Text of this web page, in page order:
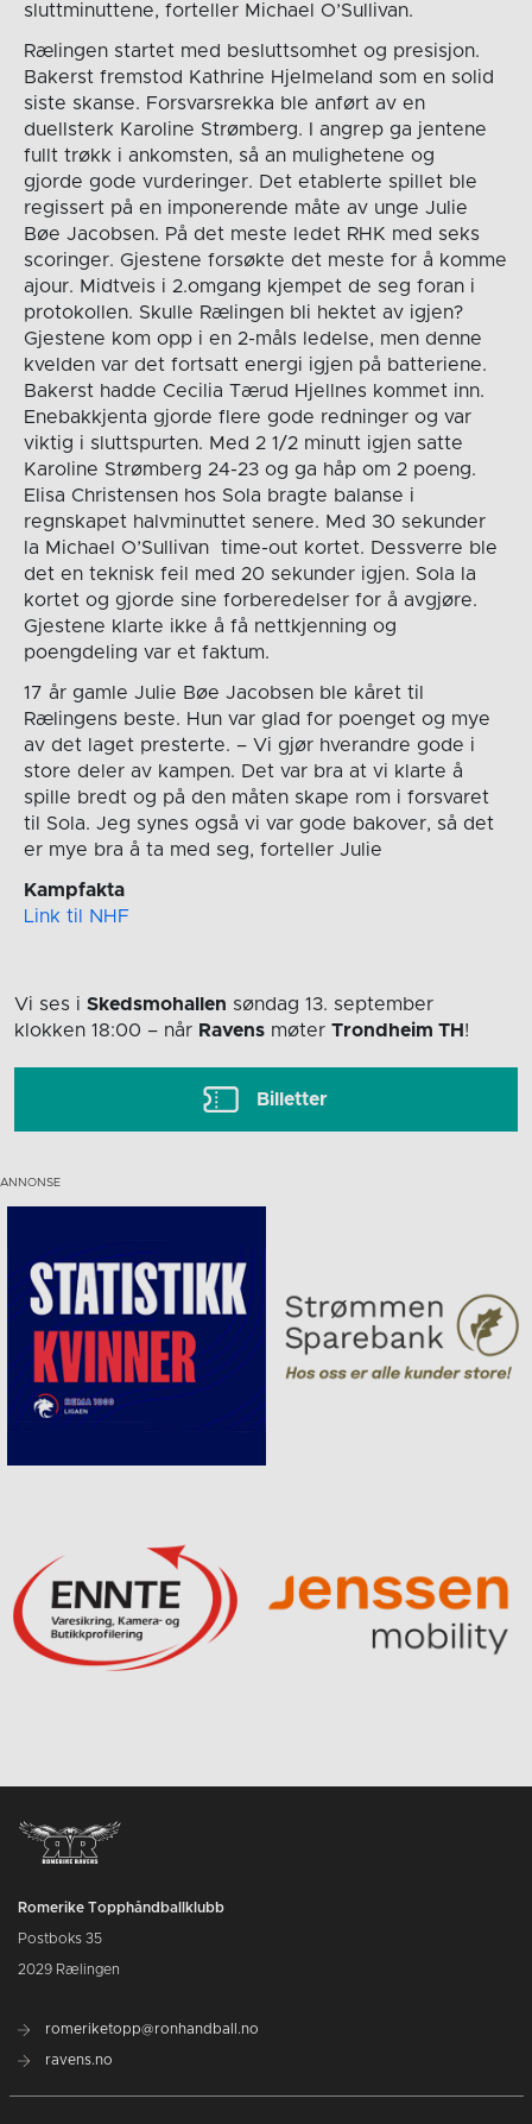
sluttminuttene, forteller Michael O’Sullivan.
Rælingen startet med besluttsomhet og presisjon.
Bakerst fremstod Kathrine Hjelmeland som en solid
siste skanse. Forsvarsrekka ble anført av en
duellsterk Karoline Strømberg. I angrep ga jentene
fullt trøkk i ankomsten, så an mulighetene og
gjorde gode vurderinger. Det etablerte spillet ble
regissert på en imponerende måte av unge Julie
Bøe Jacobsen. På det meste ledet RHK med seks
scoringer. Gjestene forsøkte det meste for å komme
ajour. Midtveis i 2.omgang kjempet de seg foran i
protokollen. Skulle Rælingen bli hektet av igjen?
Gjestene kom opp i en 2-måls ledelse, men denne
kvelden var det fortsatt energi igjen på batteriene.
Bakerst hadde Cecilia Tærud Hjellnes kommet inn.
Enebakkjenta gjorde flere gode redninger og var
viktig i sluttspurten. Med 2 1/2 minutt igjen satte
Karoline Strømberg 24-23 og ga håp om 2 poeng.
Elisa Christensen hos Sola bragte balanse i
regnskapet halvminuttet senere. Med 30 sekunder
la Michael O’Sullivan time-out kortet. Dessverre ble
det en teknisk feil med 20 sekunder igjen. Sola la
kortet og gjorde sine forberedelser for å avgjøre.
Gjestene klarte ikke å få nettkjenning og
poengdeling var et faktum.
17 år gamle Julie Bøe Jacobsen ble kåret til
Rælingens beste. Hun var glad for poenget og mye
av det laget presterte. – Vi gjør hverandre gode i
store deler av kampen. Det var bra at vi klarte å
spille bredt og på den måten skape rom i forsvaret
til Sola. Jeg synes også vi var gode bakover, så det
er mye bra å ta med seg, forteller Julie
Kampfakta
Link til NHF
Vi ses i Skedsmohallen søndag 13. september
klokken 18:00 – når Ravens møter Trondheim TH !
Billetter
Romerike Topphåndballklubb
Postboks 35
2029 Rælingen
romeriketopp@ronhandball.no
ravens.no